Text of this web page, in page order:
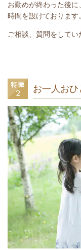
お勤めが終わった後
時間を設けております。
ご相談、質問をしてい
お一人お